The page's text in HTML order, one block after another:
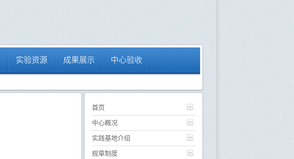
实验资源 成果展示 中心验收
首页
中心概况
实践基地介绍
规章制度